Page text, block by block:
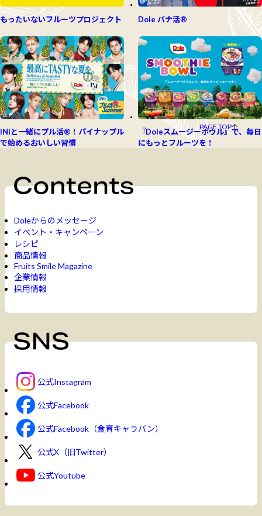
もったいないフルーツプロジェクト Dole バナ活®
INIと一緒にプル活®！パイナップル
で始めるおいしい習慣
『Doleスムージーボウル』で、毎日
にもっとフルーツを！
PAGE TOP
Doleからのメッセージ
イベント・キャンペーン
レシピ
商品情報
Fruits Smile Magazine
企業情報
採用情報
公式Instagram
公式Facebook
公式Facebook（食育キャラバン）
公式X（旧Twitter）
公式Youtube